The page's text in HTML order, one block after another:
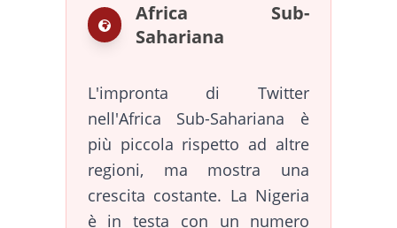
Africa Sub-
Sahariana
L'impronta di Twitter
nell'Africa Sub-Sahariana è
più piccola rispetto ad altre
regioni, ma mostra una
crescita costante. La Nigeria
è in testa con un numero